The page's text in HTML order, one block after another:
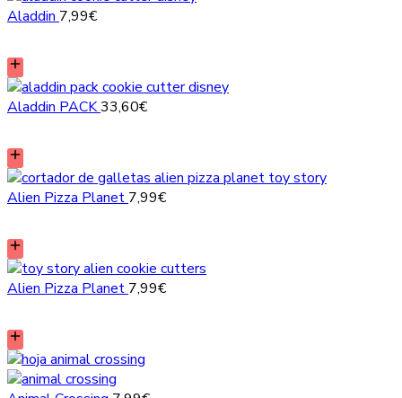
Aladdin 7,99€
Aladdin PACK33,60€
Alien Pizza Planet 7,99€
Alien Pizza Planet 7,99€